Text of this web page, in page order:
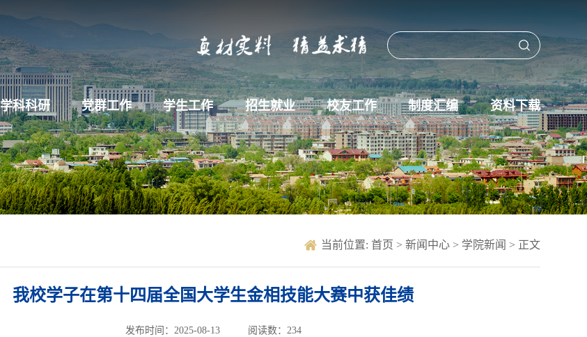
学科科研 党群工作 学生工作 招生就业 校友工作 制度汇编 资料下载
当前位置: 首页 > 新闻中心 > 学院新闻 > 正文
我校学子在第十四届全国大学生金相技能大赛中获佳绩
发布时间：2025-08-13 阅读数： 234